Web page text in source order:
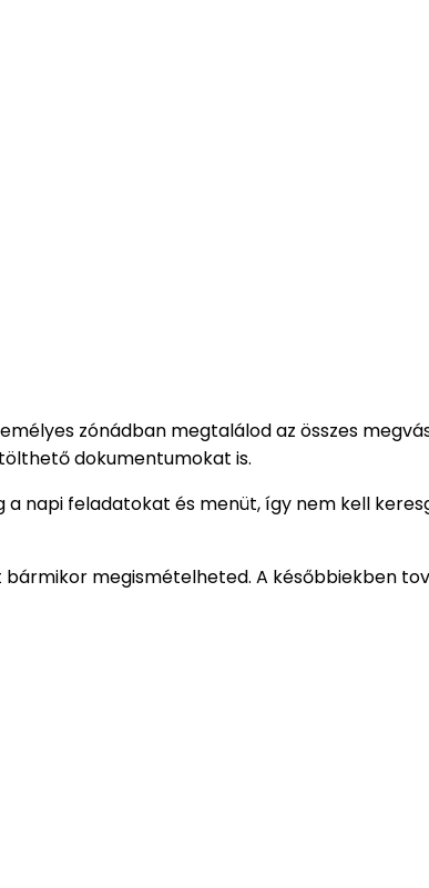
zónádban megtalálod az összes
dokumentumokat is.
napi feladatokat és menüt, így nem kell
megismételheted. A későbbiekben